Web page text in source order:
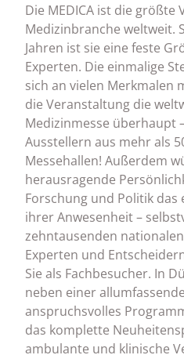
Die MEDICA ist die
Medizinbranche weltweit.
Jahren ist sie eine feste
Experten. Die einmalige
sich an vielen Merkmalen
die Veranstaltung die
Medizinmesse überhaupt
Ausstellern aus mehr als
Messehallen! Außerdem
herausragende
Forschung und Politik das
ihrer Anwesenheit –
zehntausenden
Experten und
Sie als Fachbesucher. In
neben einer
anspruchsvolles
das komplette
ambulante und klinische